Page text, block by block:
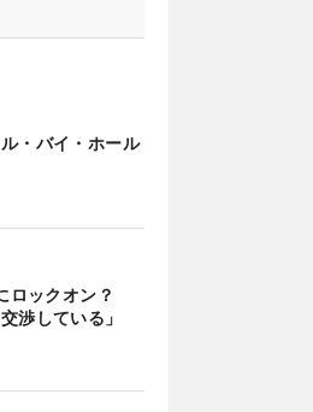
・バイ・ホール
ロックオン？
渉している」